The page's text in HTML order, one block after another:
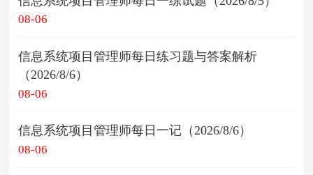
08-06
信息系统项目管理师每日练习题与答案解析
（2026/8/6）
08-06
信息系统项目管理师每日一记（2026/8/6）
08-06